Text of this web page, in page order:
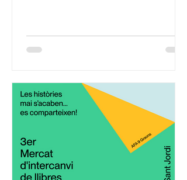
pati de l'escola. Es farà la recollida
dels llibres que els infants podran
16:45h. Dimecres 22/04 i dijous 23/04
de 9h a 9:15h i de 16:15h a 16:45h.
Divendres 24/04 de 9h a 9:15h. Com
funciona l'intercanvi? Els in